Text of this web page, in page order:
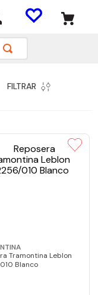
FILTRAR
Tramontina Leblon
Blanco